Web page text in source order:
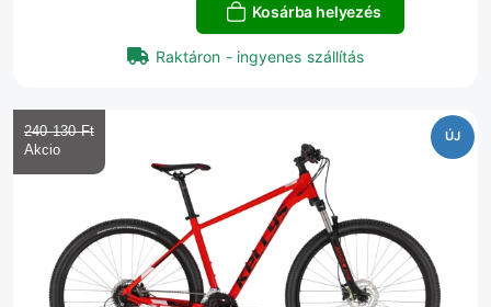
Kosárba helyezés
Raktáron - ingyenes szállítás
ÚJ
240 130 Ft‎